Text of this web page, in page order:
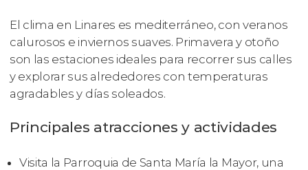
El clima en Linares es mediterráneo, con veranos
calurosos e inviernos suaves. Primavera y otoño
son las estaciones ideales para recorrer sus calles
y explorar sus alrededores con temperaturas
agradables y días soleados.
Principales atracciones y actividades
Visita la Parroquia de Santa María la Mayor, una